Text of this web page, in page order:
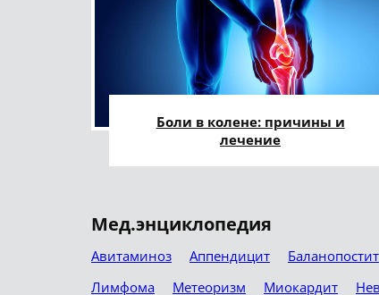
Боли в колене: причины и
лечение
Мед.энциклопедия
Авитаминоз Аппендицит Баланопостит
Лимфома
Метеоризм Миокардит